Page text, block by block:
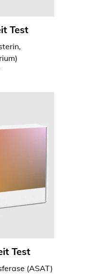
Test
Test
(ASAT)